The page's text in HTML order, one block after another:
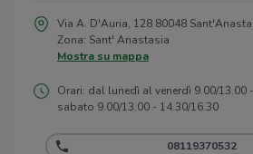
Via A. D'Auria, 128 80048
Zona: Sant' Anastasia
Mostra su mappa
Orari: dal lunedì al venerdì 9.00/13.00
sabato 9.00/13.00 - 14.30/16.30
08119370532